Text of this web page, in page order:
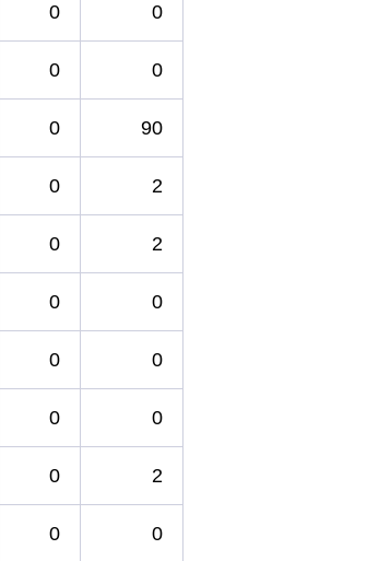
0 0
0 0
0 90
0 2
0 2
0 0
0 0
0 0
0 2
0 0